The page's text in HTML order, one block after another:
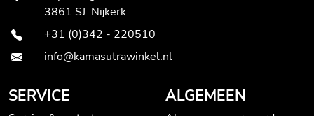
3861 SJ Nijkerk
+31 (0)342 - 220510
info@kamasutrawinkel.nl
SERVICE ALGEMEEN